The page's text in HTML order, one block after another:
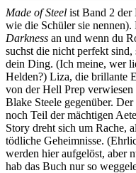
Made of Steel ist Band 2 der
wie die Schüler sie nennen).
Darkness an und wenn du
suchst die nicht perfekt sind,
dein Ding. (Ich meine, wer
Helden?) Liza, die brillante
von der Hell Prep
Blake Steele gegenüber.
noch Teil der mächtigen
Story dreht sich um Rache,
tödliche Geheimnisse.
werden hier aufgelöst, aber
hab das Buch nur so